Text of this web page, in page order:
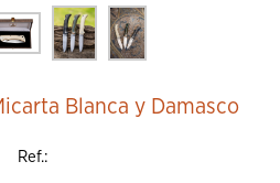
Blanca y Damasco
Ref.: